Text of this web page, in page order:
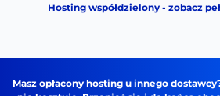
Hosting współdzielony - zobacz
Masz opłacony hosting u innego